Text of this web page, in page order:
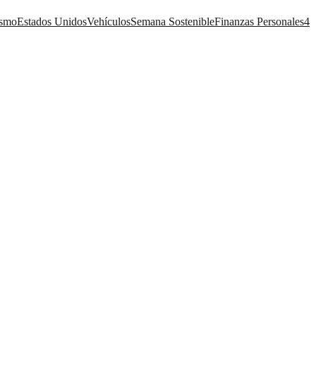
Estados UnidosVehículosSemana SostenibleFinanzas Personales4